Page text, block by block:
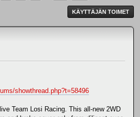
KÄYTTÄJÄN TOIMET
showthread.php?t=58496
Team Losi Racing. This all-new 2WD